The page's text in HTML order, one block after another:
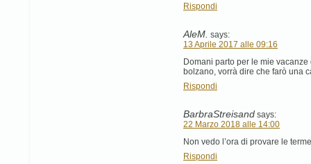
Rispondi
AleM. says:
13 Aprile 2017 alle 09:16
Domani parto per le mie
bolzano, vorrà dire che farò una
Rispondi
BarbraStreisand says:
22 Marzo 2018 alle 14:00
Non vedo l’ora di provare le
Rispondi